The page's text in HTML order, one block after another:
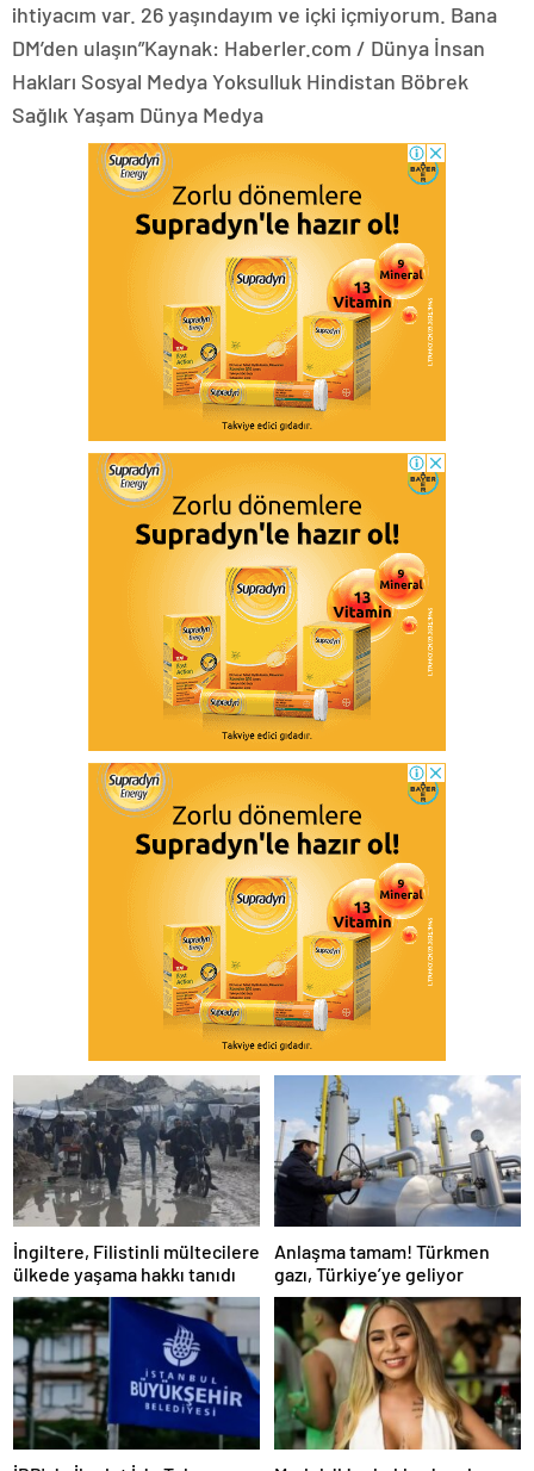
ihtiyacım var. 26 yaşındayım ve içki içmiyorum. Bana
DM’den ulaşın”Kaynak: Haberler.com / Dünya İnsan
Hakları Sosyal Medya Yoksulluk Hindistan Böbrek
Sağlık Yaşam Dünya Medya
İngiltere, Filistinli mültecilere
ülkede yaşama hakkı tanıdı
Anlaşma tamam! Türkmen
gazı, Türkiye’ye geliyor